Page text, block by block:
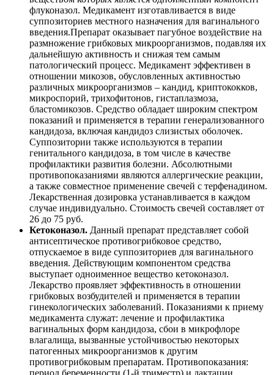
флуконазол. Медикамент изготавливается в виде
суппозиториев местного назначения для вагинального
введения.Препарат оказывает пагубное воздействие на
размножение грибковых микроорганизмов, подавляя их
дальнейшую активность и снижая тем самым
патологический процесс. Медикамент эффективен в
отношении микозов, обусловленных активностью
различных микроорганизмов – кандид, криптококков,
микроспорий, трихофитонов, гистаплазмоза,
бластомикозов. Средство обладает широким спектром
показаний и применяется в терапии генерализованного
кандидоза, включая кандидоз слизистых оболочек.
Суппозитории также используются в терапии
генитального кандидоза, в том числе в качестве
профилактики развития болезни. Абсолютными
противопоказаниями являются аллергические реакции,
а также совместное применение свечей с терфенадином.
Лекарственная дозировка устанавливается в каждом
случае индивидуально. Стоимость свечей составляет от
26 до 75 руб.
Кетоконазол. Данный препарат представляет собой
антисептическое противогрибковое средство,
отпускаемое в виде суппозиториев для вагинального
введения. Действующим компонентом средства
выступает одноименное вещество кетоконазол.
Лекарство проявляет эффективность в отношении
грибковых возбудителей и применяется в терапии
гинекологических заболеваний. Показаниями к приему
медикамента служат: лечение и профилактика
вагинальных форм кандидоза, сбои в микрофлоре
влагалища, вызванные устойчивостью некоторых
патогенных микроорганизмов к другим
противогрибковым препаратам. Противопоказания:
период беременности (1-й триместр) и лактации,